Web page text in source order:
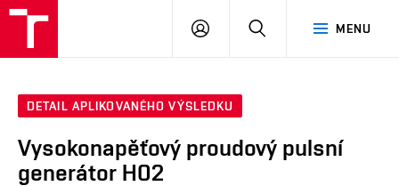
MENU
PŘIHLÁSIT
DETAIL APLIKOVANÉHO VÝSLEDKU
Vysokonapěťový proudový pulsní
generátor H02